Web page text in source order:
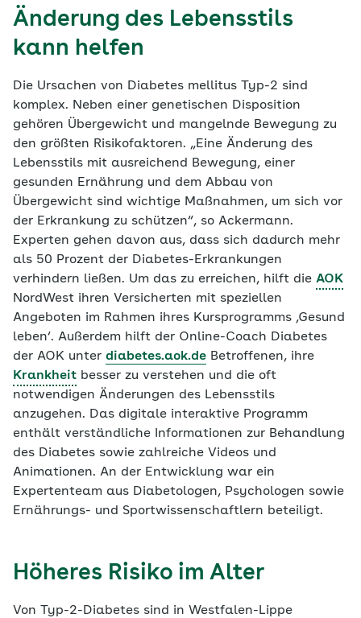
Änderung des Lebensstils
kann helfen
Die Ursachen von Diabetes mellitus Typ-2 sind
komplex. Neben einer genetischen Disposition
gehören Übergewicht und mangelnde Bewegung zu
den größten Risikofaktoren. „Eine Änderung des
Lebensstils mit ausreichend Bewegung, einer
gesunden Ernährung und dem Abbau von
Übergewicht sind wichtige Maßnahmen, um sich vor
der Erkrankung zu schützen“, so Ackermann.
Experten gehen davon aus, dass sich dadurch mehr
als 50 Prozent der Diabetes-Erkrankungen
verhindern ließen. Um das zu erreichen, hilft die AOK
NordWest ihren Versicherten mit speziellen
Angeboten im Rahmen ihres Kursprogramms ‚Gesund
leben‘. Außerdem hilft der Online-Coach Diabetes
der AOK unter diabetes.aok.de Betroffenen, ihre
Krankheit besser zu verstehen und die oft
notwendigen Änderungen des Lebensstils
anzugehen. Das digitale interaktive Programm
enthält verständliche Informationen zur Behandlung
des Diabetes sowie zahlreiche Videos und
Animationen. An der Entwicklung war ein
Expertenteam aus Diabetologen, Psychologen sowie
Ernährungs- und Sportwissenschaftlern beteiligt.
Höheres Risiko im Alter
Von Typ-2-Diabetes sind in Westfalen-Lippe